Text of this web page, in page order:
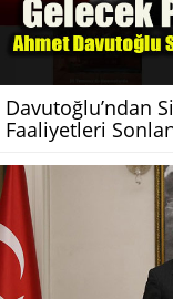
Davutoğlu’ndan
Faaliyetleri